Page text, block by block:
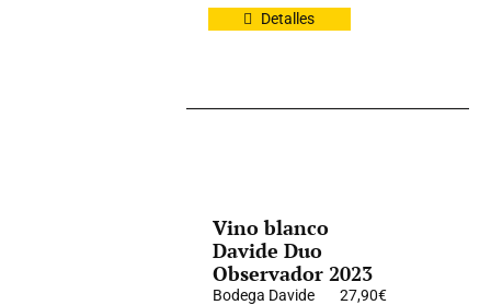
Detalles
Vino blanco
Davide Duo
Observador 2023
Bodega Davide 27,90€